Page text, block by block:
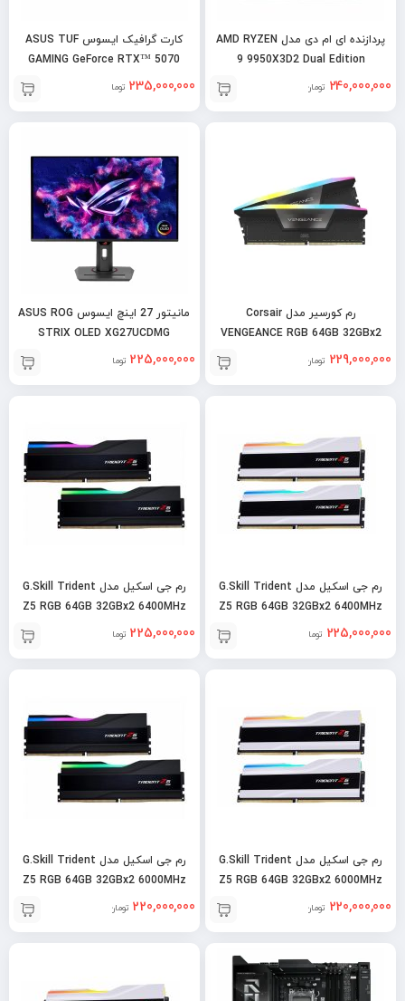
پردازنده ای ام دی مدل AMD RYZEN
9 9950X3D2 Dual Edition
240,000,000 تومان
کارت گرافیک ایسوس ASUS TUF
GAMING GeForce RTX™ 5070
235,000,000 تومان
رم کورسیر مدل Corsair
VENGEANCE RGB 64GB 32GBx2
6000MHz DDR5229,000,000 تومان
مانیتور 27 اینچ ایسوس ASUS ROG
STRIX OLED XG27UCDMG
225,000,000 تومان
رم جی اسکیل مدل G.Skill Trident
Z5 RGB 64GB 32GBx2 6400MHz
DDR5 CL32 – White225,000,000 تومان
رم جی اسکیل مدل G.Skill Trident
Z5 RGB 64GB 32GBx2 6400MHz
DDR5 CL32 – Black225,000,000 تومان
رم جی اسکیل مدل G.Skill Trident
Z5 RGB 64GB 32GBx2 6000MHz
DDR5 CL36 – White220,000,000 تومان
رم جی اسکیل مدل G.Skill Trident
Z5 RGB 64GB 32GBx2 6000MHz
DDR5 CL36 – Black220,000,000 تومان